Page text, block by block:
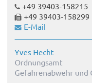
+49 39403-158215
+49 39403-158299
E-Mail
Yves Hecht
Ordnungsamt
Gefahrenabwehr und